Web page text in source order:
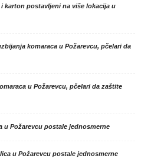
karton postavljeni na više lokacija u
komaraca u Požarevcu, pčelari da
u Požarevcu, pčelari da zaštite
u Požarevcu postale jednosmerne
u Požarevcu postale jednosmerne